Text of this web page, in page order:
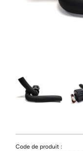
Code de produit :
Message